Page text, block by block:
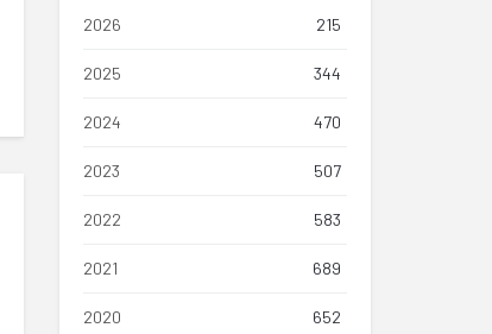
2026 215
2025 344
2024 470
2023 507
2022 583
2021 689
2020 652